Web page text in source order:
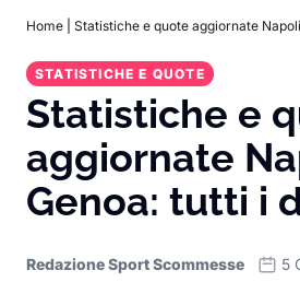
Home Statistiche e quote aggiornate
STATISTICHE E QUOTE
Statistiche e
aggiornate
Genoa: tutti i
Redazione Sport Scommesse 5